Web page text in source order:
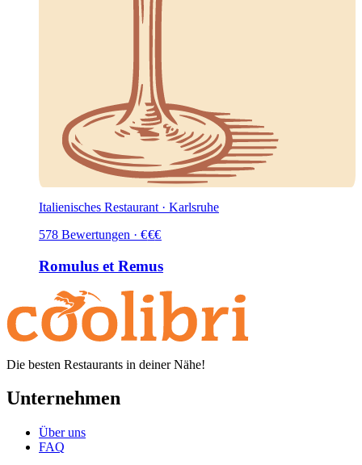
Italienisches Restaurant · Karlsruhe
578 Bewertungen · €€€
Romulus et Remus
Die besten Restaurants in deiner Nähe!
Unternehmen
Über uns
FAQ